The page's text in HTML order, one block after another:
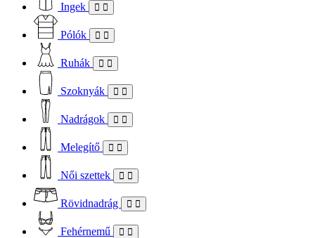
Ingek
Pólók
Ruhák
Szoknyák
Nadrágok
Melegítő
Női szettek
Rövidnadrág
Fehérnemű